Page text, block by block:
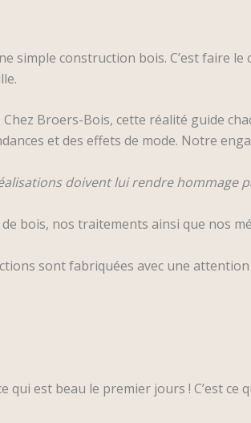
simple construction bois. C’est faire
Broers-Bois, cette réalité guide
et des effets de mode. Notre
doivent lui rendre hommage
bois, nos traitements ainsi que nos
sont fabriquées avec une
qui est beau le premier jours ! C’est